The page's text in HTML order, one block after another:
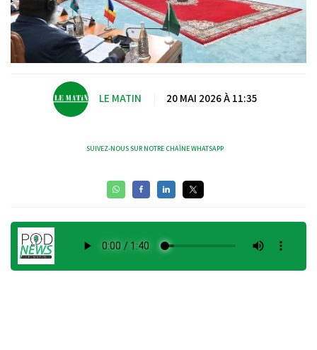
LE MATIN 20 MAI 2026 À 11:35
SUIVEZ-NOUS SUR NOTRE CHAÎNE WHATSAPP